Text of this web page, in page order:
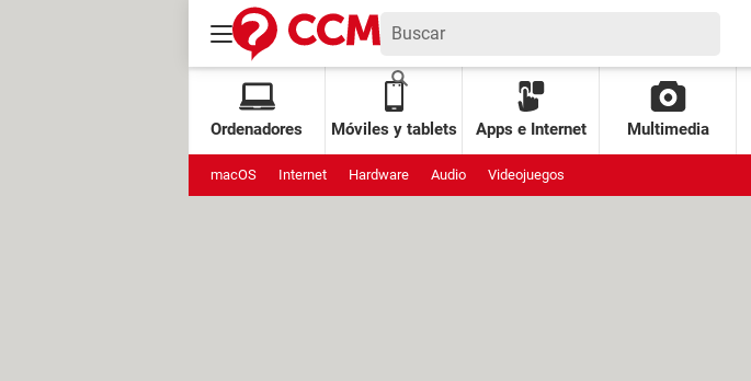
Ordenadores Móviles y tablets Apps e Internet Multimedia
macOS Internet Hardware Audio Videojuegos